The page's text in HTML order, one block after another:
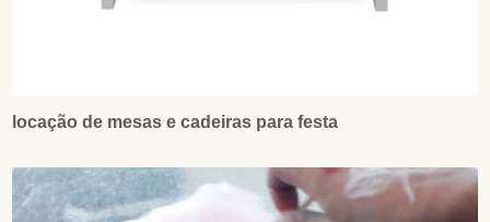
locação de mesas e cadeiras para festa